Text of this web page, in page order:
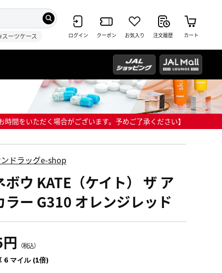
スーツケース ログイン クーポン お気入り 注文履歴 カート
間をいただく場合がございます。予めご了承ください】
ドラッグe-shop
ボウ KATE（ケイト） ザ ア
ラー G310 オレンジレッド
（税込）
6 マイル (1倍)